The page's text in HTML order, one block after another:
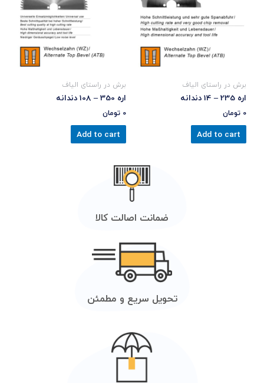
برش در راستای الیاف
اره 235 – 14 دندانه
0 تومان
Add to cart
برش در راستای الیاف
اره 350 – 108 دندانه
0 تومان
Add to cart
ضمانت اصالت کالا
تحویل سریع و مطمئن